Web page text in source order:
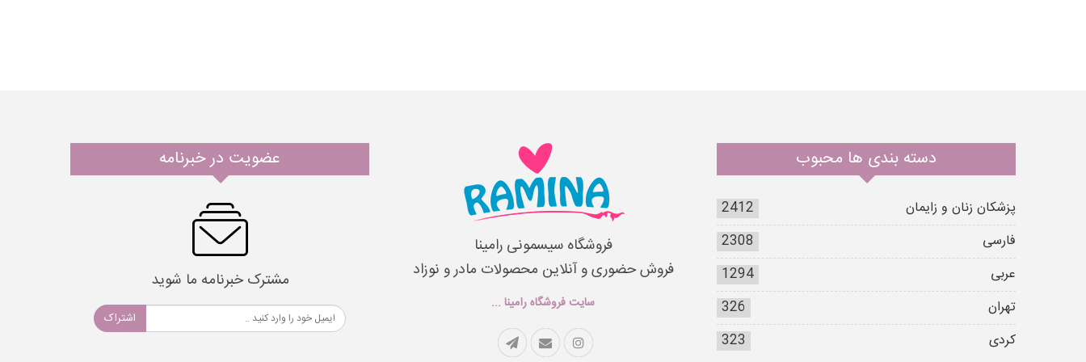
دسته بندی ها محبوب
پزشکان زنان و زایمان
2412
فارسی
2308
عربی
1294
تهران
326
کردی
323
فروشگاه سیسمونی رامینا
فروش حضوری و آنلاین محصولات مادر و نوزاد
سایت فروشگاه رامینا ...
عضویت در خبرنامه
مشترک خبرنامه ما شوید
اشتراک